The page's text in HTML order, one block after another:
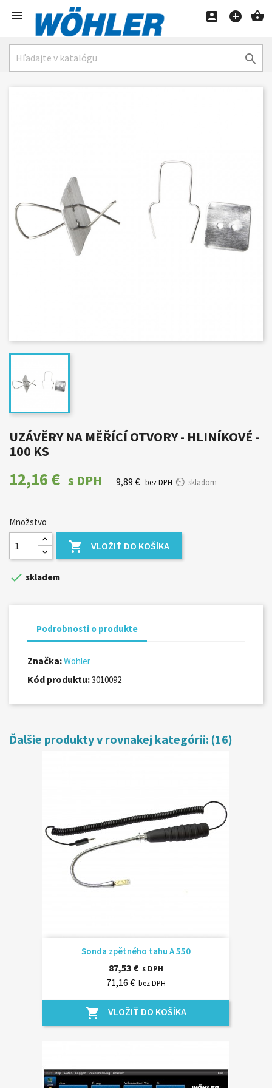
 
 

UZÁVĚRY NA MĚŘÍCÍ OTVORY - HLINÍKOVÉ -
100 KS
12,16 € s DPH 9,89 € bez DPH skladom
Množstvo
 VLOŽIŤ DO KOŠÍKA
 skladem
Podrobnosti o produkte
Značka:Wöhler
Kód produktu:3010092
Ďalšie produkty v rovnakej kategórii: (16)
Sonda zpětného tahu A 550
87,53 € s DPH
71,16 € bez DPH
shopping_cart VLOŽIŤ DO KOŠÍKA